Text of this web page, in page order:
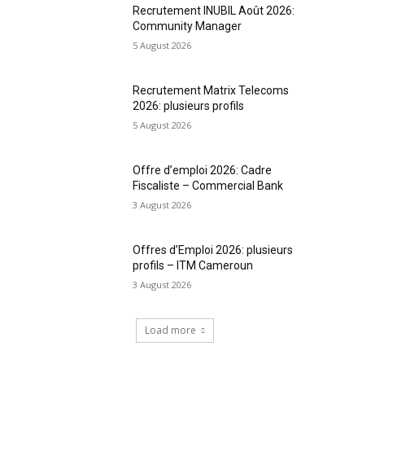
Recrutement INUBIL Août 2026:
Community Manager
5 August 2026
Recrutement Matrix Telecoms
2026: plusieurs profils
5 August 2026
Offre d’emploi 2026: Cadre
Fiscaliste – Commercial Bank
3 August 2026
Offres d’Emploi 2026: plusieurs
profils – ITM Cameroun
3 August 2026
Load more